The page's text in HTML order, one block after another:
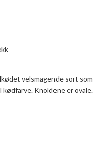
velsmagende sort som
Knoldene er ovale.